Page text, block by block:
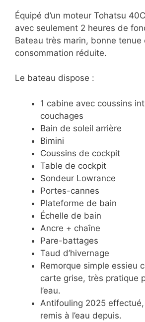
Équipé d’un moteur Tohatsu
avec seulement 2 heures de
Bateau très marin, bonne tenue
consommation réduite.
Le bateau dispose :
1 cabine avec coussins
couchages
Bain de soleil arrière
Bimini
Coussins de cockpit
Table de cockpit
Sondeur Lowrance
Portes-cannes
Plateforme de bain
Échelle de bain
Ancre + chaîne
Pare-battages
Taud d’hivernage
Remorque simple essieu
carte grise, très pratique
l’eau.
Antifouling 2025
remis à l’eau depuis.